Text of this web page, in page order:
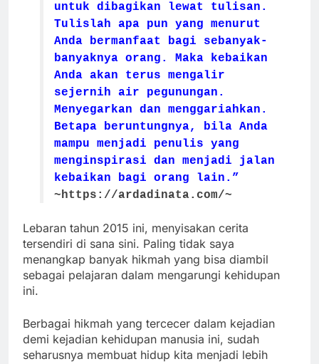
untuk dibagikan lewat tulisan.
Tulislah apa pun yang menurut
Anda bermanfaat bagi sebanyak-
banyaknya orang. Maka kebaikan
Anda akan terus mengalir
sejernih air pegunungan.
Menyegarkan dan menggariahkan.
Betapa beruntungnya, bila Anda
mampu menjadi penulis yang
menginspirasi dan menjadi jalan
kebaikan bagi orang lain.”
~https://ardadinata.com/~
Lebaran tahun 2015 ini, menyisakan cerita
tersendiri di sana sini. Paling tidak saya
menangkap banyak hikmah yang bisa diambil
sebagai pelajaran dalam mengarungi kehidupan
ini.
Berbagai hikmah yang tercecer dalam kejadian
demi kejadian kehidupan manusia ini, sudah
seharusnya membuat hidup kita menjadi lebih